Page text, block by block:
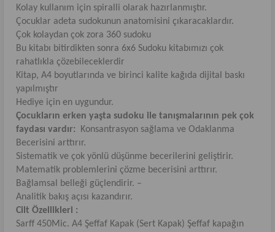
Kolay kullanım için spiralli olarak hazırlanmıştır.
Çocuklar adeta sudokunun anatomisini çıkaracaklardır.
Çok kolaydan çok zora 360 sudoku
Bu kitabı bitirdikten sonra 6x6 Sudoku kitabımızı çok
rahatlıkla çözebileceklerdir
Kitap, A4 boyutlarında ve birinci kalite kağıda dijital baskı
yapılmıştır
Hediye için en uygundur.
Çocukların erken yaşta sudoku ile tanışmalarının pek çok
faydası vardır: Konsantrasyon sağlama ve Odaklanma
Becerisini arttırır.
Sistematik ve çok yönlü düşünme becerilerini geliştirir.
Matematik problemlerini çözme becerisini arttırır.
Bağlamsal belleği güçlendirir. –
Analitik bakış açısı kazandırır.
Cilt Özellikleri :
Sarff 450Mic. A4 Şeffaf Kapak (Sert Kapak) Şeffaf kapağın